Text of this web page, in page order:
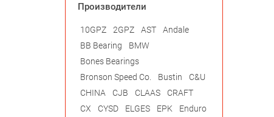
Производители
10GPZ 2GPZ AST
Andale
BB Bearing
BMW
Bones Bearings
Bronson Speed Co.
Bustin
C&U
CHINA
CJB CLAAS
CRAFT
CX
CYSD ELGES EPK
Enduro